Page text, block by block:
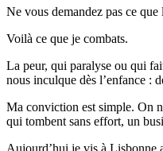
Ne vous demandez pas ce
Voilà ce que je combats.
La peur, qui paralyse ou qui
nous inculque dès l’enfance :
Ma conviction est simple. On
qui tombent sans effort, un
Aujourd’hui je vis à Lisbonne